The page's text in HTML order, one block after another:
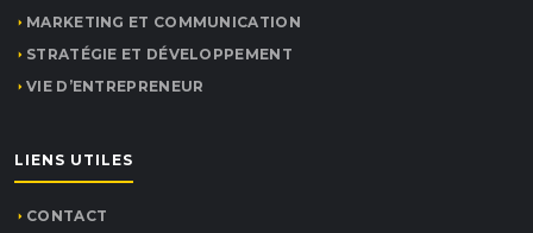
MARKETING ET COMMUNICATION
STRATÉGIE ET DÉVELOPPEMENT
VIE D’ENTREPRENEUR
LIENS UTILES
CONTACT